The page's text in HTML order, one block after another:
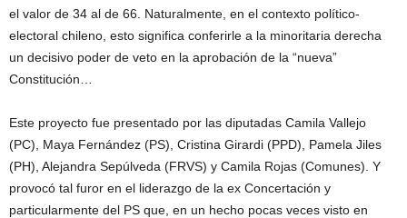
el valor de 34 al de 66. Naturalmente, en el contexto político-
electoral chileno, esto significa conferirle a la minoritaria derecha
un decisivo poder de veto en la aprobación de la “nueva”
Constitución…
Este proyecto fue presentado por las diputadas Camila Vallejo
(PC), Maya Fernández (PS), Cristina Girardi (PPD), Pamela Jiles
(PH), Alejandra Sepúlveda (FRVS) y Camila Rojas (Comunes). Y
provocó tal furor en el liderazgo de la ex Concertación y
particularmente del PS que, en un hecho pocas veces visto en